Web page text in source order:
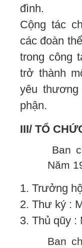
đình.
Cộng tác
các đoàn
trong công
trở thành
yêu
phận.
III/ TỔ
Ban
Năm
1. Trưởng
2. Thư ký :
3. Thủ qũy :
Ban